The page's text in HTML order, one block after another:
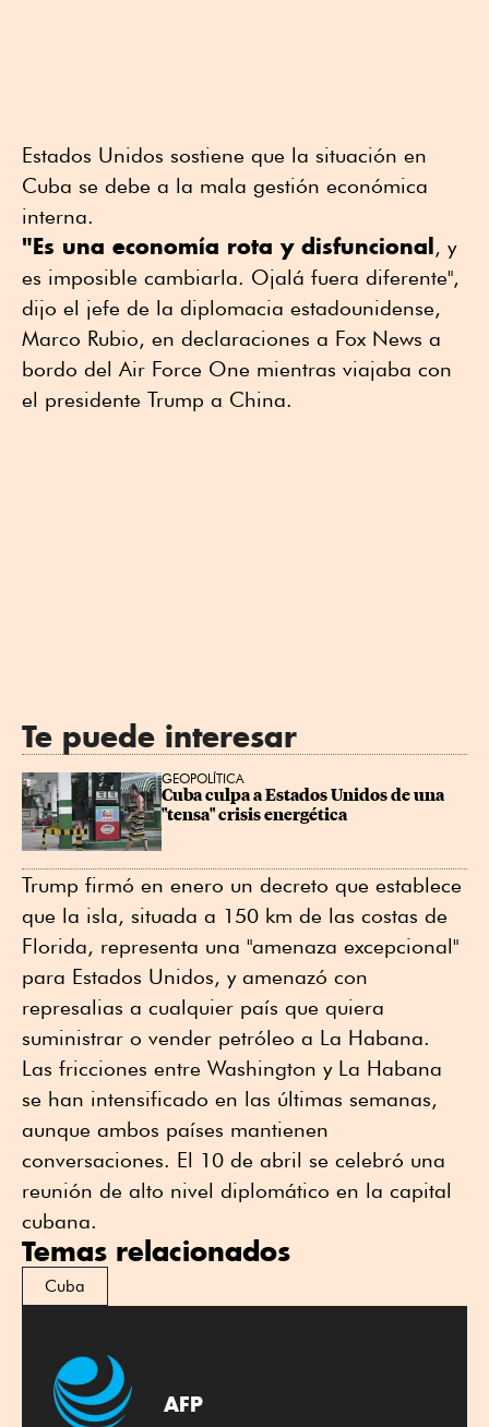
Estados Unidos sostiene que la situación en
Cuba se debe a la mala gestión económica
interna.
"Es una economía rota y disfuncional , y
es imposible cambiarla. Ojalá fuera diferente",
dijo el jefe de la diplomacia estadounidense,
Marco Rubio, en declaraciones a Fox News a
bordo del Air Force One mientras viajaba con
el presidente Trump a China.
Te puede interesar
GEOPOLÍTICA
Cuba culpa a Estados Unidos de una
"tensa" crisis energética
Trump firmó en enero un decreto que establece
que la isla, situada a 150 km de las costas de
Florida, representa una "amenaza excepcional"
para Estados Unidos, y amenazó con
represalias a cualquier país que quiera
suministrar o vender petróleo a La Habana.
Las fricciones entre Washington y La Habana
se han intensificado en las últimas semanas,
aunque ambos países mantienen
conversaciones. El 10 de abril se celebró una
reunión de alto nivel diplomático en la capital
cubana.
Temas relacionados
Cuba
AFP